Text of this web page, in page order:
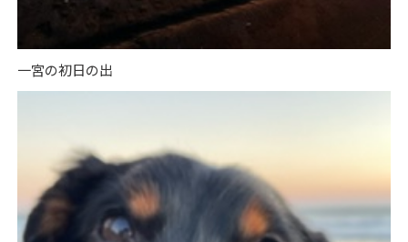
一宮の初日の出